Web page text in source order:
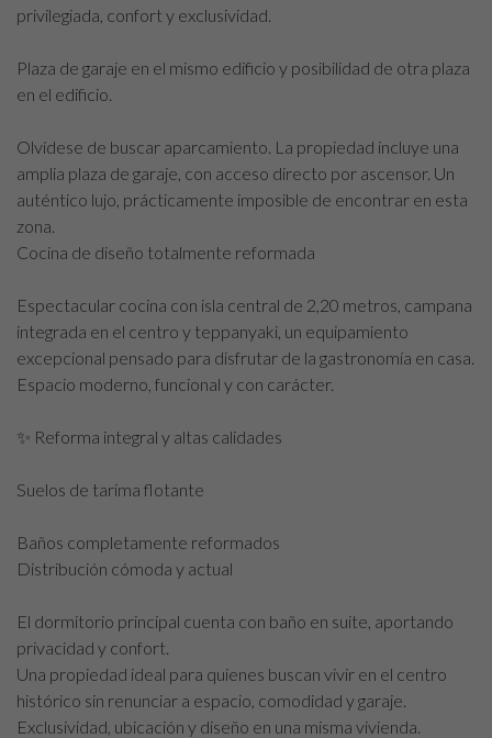
privilegiada, confort y exclusividad.
Plaza de garaje en el mismo edificio y posibilidad de otra plaza
en el edificio.
Olvídese de buscar aparcamiento. La propiedad incluye una
amplia plaza de garaje, con acceso directo por ascensor. Un
auténtico lujo, prácticamente imposible de encontrar en esta
zona.
Cocina de diseño totalmente reformada
Espectacular cocina con isla central de 2,20 metros, campana
integrada en el centro y teppanyaki, un equipamiento
excepcional pensado para disfrutar de la gastronomía en casa.
Espacio moderno, funcional y con carácter.
✨ Reforma integral y altas calidades
Suelos de tarima flotante
Baños completamente reformados
Distribución cómoda y actual
El dormitorio principal cuenta con baño en suite, aportando
privacidad y confort.
Una propiedad ideal para quienes buscan vivir en el centro
histórico sin renunciar a espacio, comodidad y garaje.
Exclusividad, ubicación y diseño en una misma vivienda.